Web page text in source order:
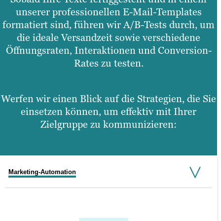
unserer professionellen E-Mail-Templates
formatiert sind, führen wir A/B-Tests durch, um
die ideale Versandzeit sowie verschiedene
Öffnungsraten, Interaktionen und Conversion-
Rates zu testen.
Werfen wir einen Blick auf die Strategien, die Sie
einsetzen können, um effektiv mit Ihrer
Zielgruppe zu kommunizieren:
Marketing-Automation